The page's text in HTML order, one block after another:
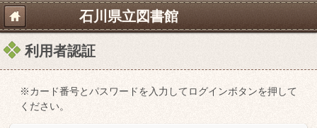
石川県立図書館
利用者認証
※カード番号とパスワードを入力してログインボタンを押して
ください。